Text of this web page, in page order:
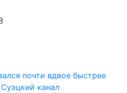
почти вдвое быстрее
канал